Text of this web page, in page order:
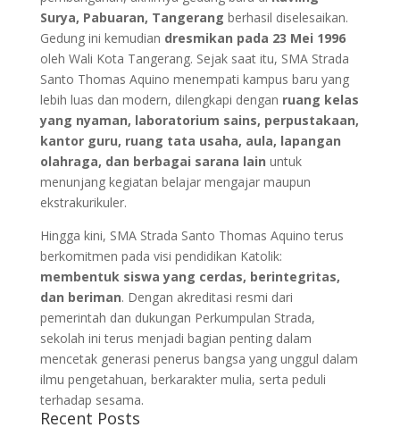
Surya, Pabuaran, Tangerang berhasil diselesaikan.
Gedung ini kemudian dresmikan pada 23 Mei 1996
oleh Wali Kota Tangerang. Sejak saat itu, SMA Strada
Santo Thomas Aquino menempati kampus baru yang
lebih luas dan modern, dilengkapi dengan ruang kelas
yang nyaman, laboratorium sains, perpustakaan,
kantor guru, ruang tata usaha, aula, lapangan
olahraga, dan berbagai sarana lain untuk
menunjang kegiatan belajar mengajar maupun
ekstrakurikuler.
Hingga kini, SMA Strada Santo Thomas Aquino terus
berkomitmen pada visi pendidikan Katolik:
membentuk siswa yang cerdas, berintegritas,
dan beriman. Dengan akreditasi resmi dari
pemerintah dan dukungan Perkumpulan Strada,
sekolah ini terus menjadi bagian penting dalam
mencetak generasi penerus bangsa yang unggul dalam
ilmu pengetahuan, berkarakter mulia, serta peduli
terhadap sesama.
Recent Posts